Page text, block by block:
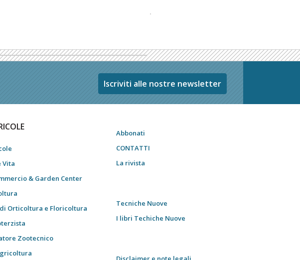
Iscriviti alle nostre newsletter
Vita
& Garden Center
Orticoltura e Floricoltura
Zootecnico
Abbonati
CONTATTI
La rivista
Tecniche Nuove
I libri Techiche Nuove